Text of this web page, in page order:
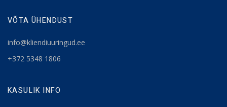
VÕTA ÜHENDUST
info@kliendiuuringud.ee
+372 5348 1806
KASULIK INFO